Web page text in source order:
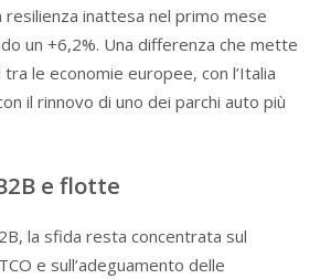
resilienza inattesa nel primo mese
un +6,2%. Una differenza che mette
le economie europee, con l’Italia
il rinnovo di uno dei parchi auto più
e flotte
la sfida resta concentrata sul
e sull’adeguamento delle